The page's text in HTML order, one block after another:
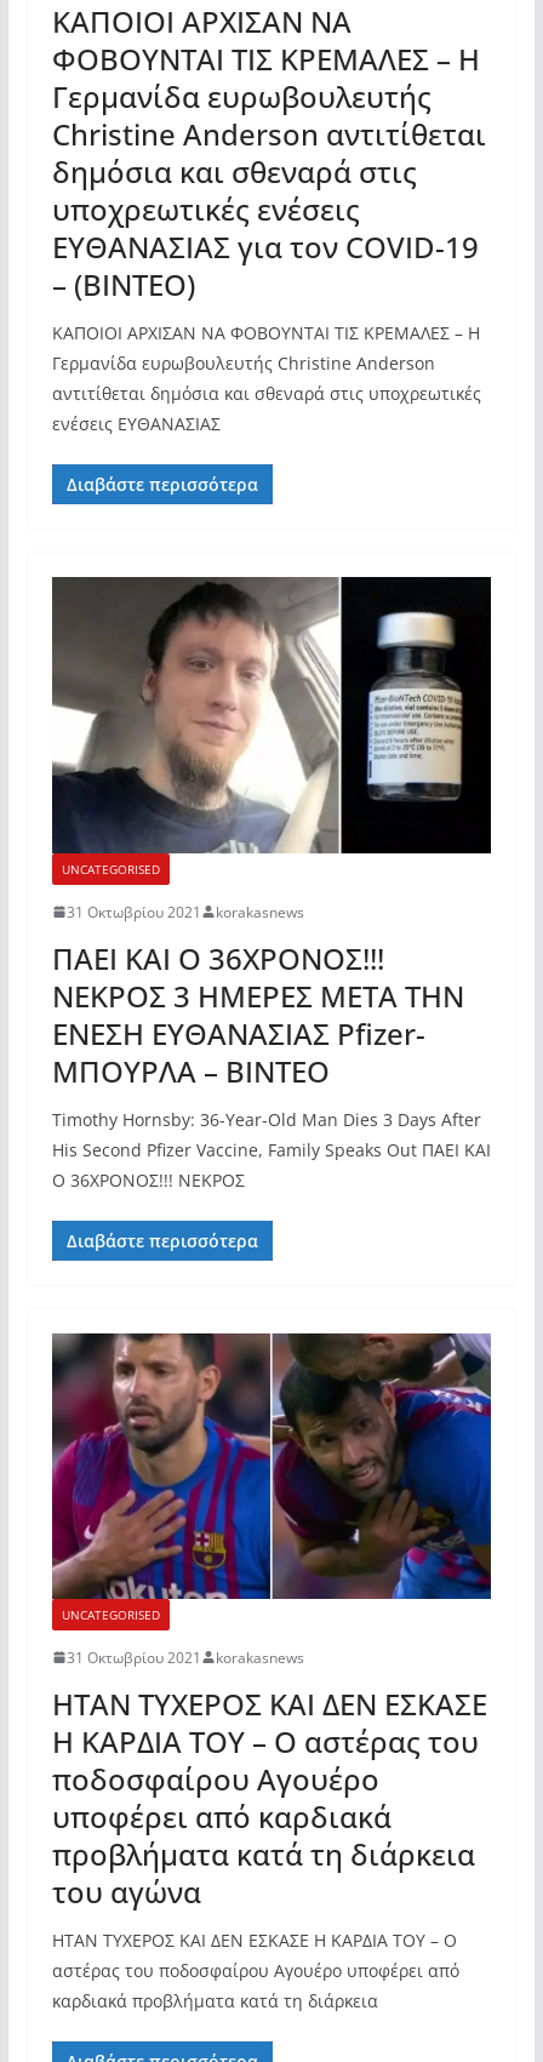
ΚΑΠΟΙΟΙ ΑΡΧΙΣΑΝ ΝΑ
ΦΟΒΟΥΝΤΑΙ ΤΙΣ ΚΡΕΜΑΛΕΣ – Η
Γερμανίδα ευρωβουλευτής
Christine Anderson αντιτίθεται
δημόσια και σθεναρά στις
υποχρεωτικές ενέσεις
ΕΥΘΑΝΑΣΙΑΣ για τον COVID-19
– (ΒΙΝΤΕΟ)
ΚΑΠΟΙΟΙ ΑΡΧΙΣΑΝ ΝΑ ΦΟΒΟΥΝΤΑΙ ΤΙΣ ΚΡΕΜΑΛΕΣ – Η
Γερμανίδα ευρωβουλευτής Christine Anderson
αντιτίθεται δημόσια και σθεναρά στις υποχρεωτικές
ενέσεις ΕΥΘΑΝΑΣΙΑΣ
Διαβάστε περισσότερα
UNCATEGORISED
31 Οκτωβρίου 2021 korakasnews
ΠΑΕΙ ΚΑΙ Ο 36ΧΡΟΝΟΣ!!!
ΝΕΚΡΟΣ 3 ΗΜΕΡΕΣ ΜΕΤΑ ΤΗΝ
ΕΝΕΣΗ ΕΥΘΑΝΑΣΙΑΣ Pfizer-
ΜΠΟΥΡΛΑ – ΒΙΝΤΕO
Timothy Hornsby: 36-Year-Old Man Dies 3 Days After
His Second Pfizer Vaccine, Family Speaks Out ΠΑΕΙ ΚΑΙ
Ο 36ΧΡΟΝΟΣ!!! ΝΕΚΡΟΣ
Διαβάστε περισσότερα
UNCATEGORISED
31 Οκτωβρίου 2021 korakasnews
ΗΤΑΝ ΤΥΧΕΡΟΣ ΚΑΙ ΔΕΝ ΕΣΚΑΣΕ
Η ΚΑΡΔΙΑ ΤΟΥ – Ο αστέρας του
ποδοσφαίρου Αγουέρο
υποφέρει από καρδιακά
προβλήματα κατά τη διάρκεια
του αγώνα
ΗΤΑΝ ΤΥΧΕΡΟΣ ΚΑΙ ΔΕΝ ΕΣΚΑΣΕ Η ΚΑΡΔΙΑ ΤΟΥ – Ο
αστέρας του ποδοσφαίρου Αγουέρο υποφέρει από
καρδιακά προβλήματα κατά τη διάρκεια